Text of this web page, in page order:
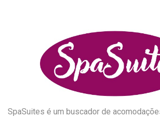
SpaSuites é um buscador de